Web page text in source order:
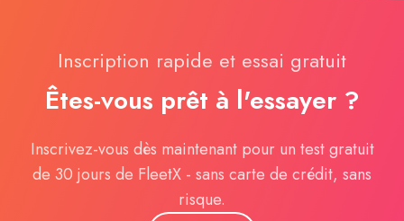
Inscription rapide et essai gratuit
Êtes-vous prêt à l'essayer ?
Inscrivez-vous dès maintenant pour un test gratuit
de 30 jours de FleetX - sans carte de crédit, sans
risque.